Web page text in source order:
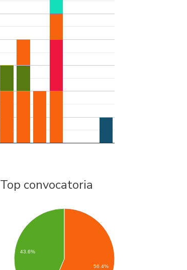
Top convocatoria
43.6%
56.4%